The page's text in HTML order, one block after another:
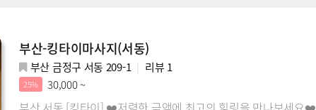
부산-킹타이마사지(서동)
부산 금정구 서동 209-1 리뷰 1
25% 30,000 ~